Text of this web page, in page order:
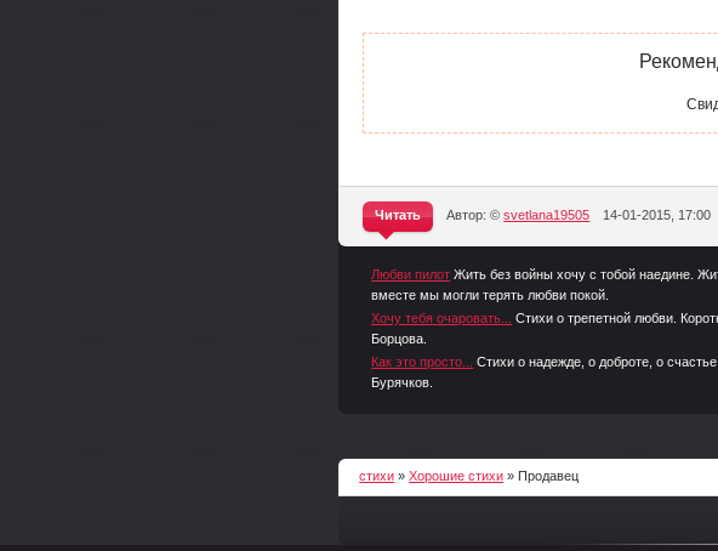
Читать
^
Автор: ©svetlana19505 14-01-2015, 17:00
Любви пилот Жить без войны хочу с тобой наедине.
вместе мы могли терять любви покой.
Хочу тебя очаровать...
Стихи о трепетной любви.
Борцова.
Как это просто...
Стихи о надежде, о доброте, о
Бурячков.
стихи »Хорошие стихи » Продавец